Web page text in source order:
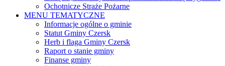
Ochotnicze Straże Pożarne
MENU TEMATYCZNE
Informacje ogólne o gminie
Statut Gminy Czersk
Herb i flaga Gminy Czersk
Raport o stanie gminy
Finanse gminy